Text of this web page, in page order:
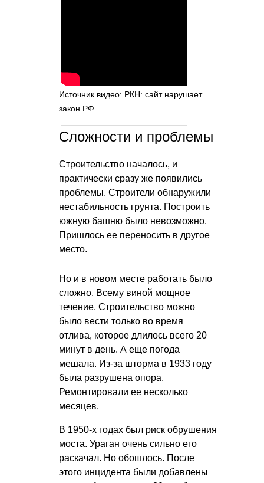
Источник видео: РКН: сайт нарушает
закон РФ
Сложности и проблемы
Строительство началось, и
практически сразу же появились
проблемы. Строители обнаружили
нестабильность грунта. Построить
южную башню было невозможно.
Пришлось ее переносить в другое
место.
Но и в новом месте работать было
сложно. Всему виной мощное
течение. Строительство можно
было вести только во время
отлива, которое длилось всего 20
минут в день. А еще погода
мешала. Из-за шторма в 1933 году
была разрушена опора.
Ремонтировали ее несколько
месяцев.
В 1950-х годах был риск обрушения
моста. Ураган очень сильно его
раскачал. Но обошлось. После
этого инцидента были добавлены